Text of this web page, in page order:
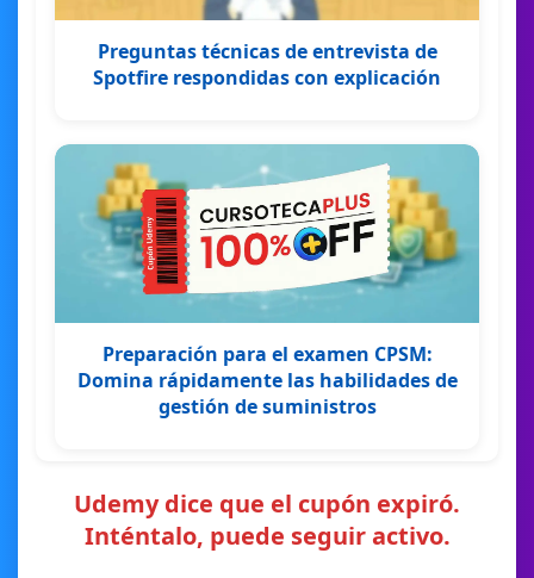
Preguntas técnicas de entrevista de
Spotfire respondidas con explicación
Preparación para el examen CPSM:
Domina rápidamente las habilidades de
gestión de suministros
Udemy dice que el cupón expiró.
Inténtalo, puede seguir activo.